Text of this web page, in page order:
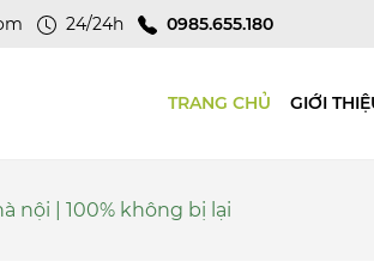
24/24h 0985.655.180
TRANG CHỦ GIỚI
nội | 100% không bị lại